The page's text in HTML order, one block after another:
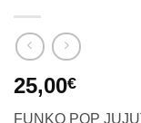
25,00€
FUNKO POP